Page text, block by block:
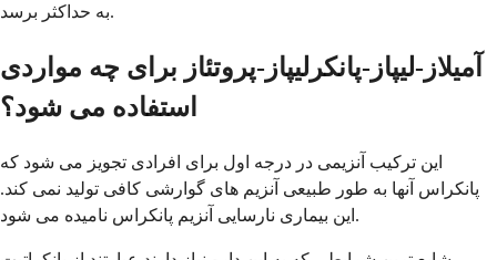
به حداکثر برسد.
آمیلاز-لیپاز-پانکرلیپاز-پروتئاز برای چه مواردی
استفاده می شود؟
این ترکیب آنزیمی در درجه اول برای افرادی تجویز می شود که
پانکراس آنها به طور طبیعی آنزیم های گوارشی کافی تولید نمی کند.
این بیماری نارسایی آنزیم پانکراس نامیده می شود.